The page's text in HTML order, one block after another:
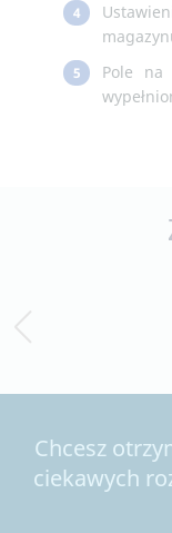
4
5
Pole na
Chcesz
ciekawych